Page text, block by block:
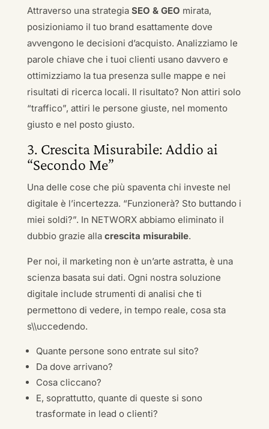
Attraverso una strategia SEO & GEO mirata,
posizioniamo il tuo brand esattamente dove
avvengono le decisioni d’acquisto. Analizziamo le
parole chiave che i tuoi clienti usano davvero e
ottimizziamo la tua presenza sulle mappe e nei
risultati di ricerca locali. Il risultato? Non attiri solo
“traffico”, attiri le persone giuste, nel momento
giusto e nel posto giusto.
3. Crescita Misurabile: Addio ai
“Secondo Me”
Una delle cose che più spaventa chi investe nel
digitale è l’incertezza. “Funzionerà? Sto buttando i
miei soldi?”. In NETWORX abbiamo eliminato il
dubbio grazie alla crescita misurabile.
Per noi, il marketing non è un’arte astratta, è una
scienza basata sui dati. Ogni nostra soluzione
digitale include strumenti di analisi che ti
permettono di vedere, in tempo reale, cosa sta
s\\uccedendo.
Quante persone sono entrate sul sito?
Da dove arrivano?
Cosa cliccano?
E, soprattutto, quante di queste si sono
trasformate in lead o clienti?